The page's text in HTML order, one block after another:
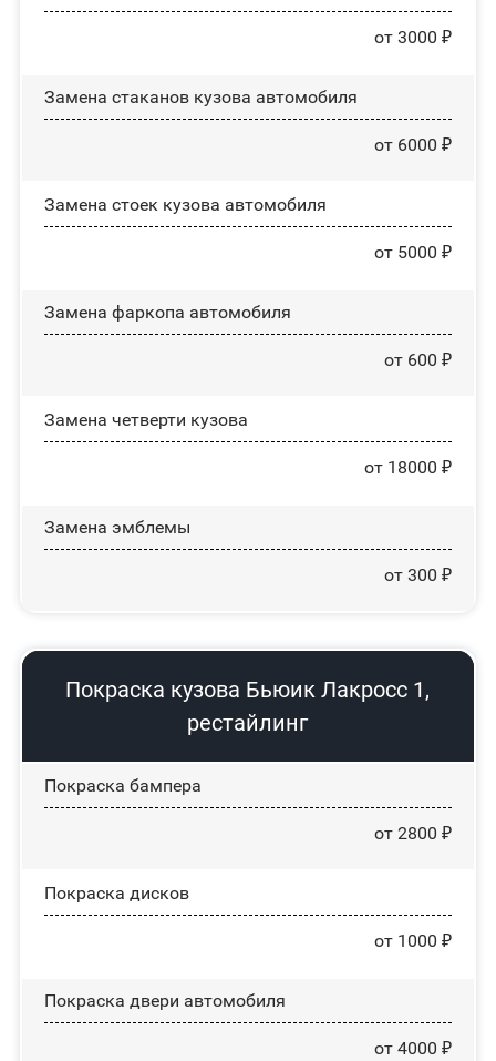
от 3000 ₽
Замена стаканов кузова автомобиля
от 6000 ₽
Замена стоек кузова автомобиля
от 5000 ₽
Замена фаркопа автомобиля
от 600 ₽
Замена четверти кузова
от 18000 ₽
Замена эмблемы
от 300 ₽
Покраска кузова Бьюик Лакросс 1,
рестайлинг
Покраска бампера
от 2800 ₽
Покраска дисков
от 1000 ₽
Покраска двери автомобиля
от 4000 ₽